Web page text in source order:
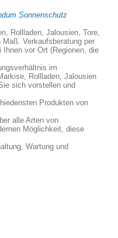
Sonnenschutz
Rollladen, Jalousien, Tore,
Verkaufsberatung per
vor Ort (Regionen, die
im
Rollladen, Jalousien
sich vorstellen und
Produkten von
alle Arten von
Möglichkeit, diese
Wartung und